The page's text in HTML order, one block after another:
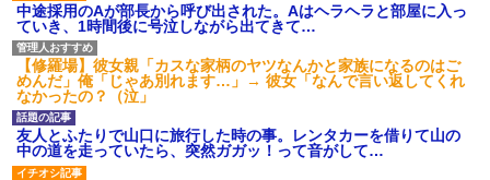
【悲報】佐藤輝明・・・２軍
でも盛大にやらかす←あまり悲
しませないでくれ
中途採用のAが部長から呼び出された。Aはヘラヘラと部屋に入っ
ていき、1時間後に号泣しながら出てきて…
【修羅場】彼女親「カスな家柄のヤツなんかと家族になるのはご
めんだ」俺「じゃあ別れます…」→ 彼女「なんで言い返してくれ
なかったの？（泣」
友人とふたりで山口に旅行した時の事。レンタカーを借りて山の
中の道を走っていたら、突然ガガッ！って音がして…